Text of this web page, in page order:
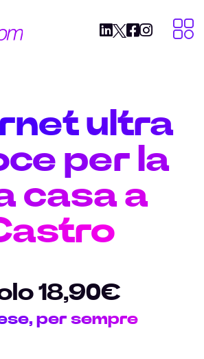
ultra
per la
casa a
18,90€
per sempre